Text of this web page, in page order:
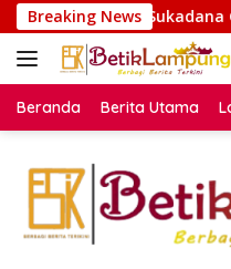
Langsung
ke
konten
Breaking News
RI, Rutan Sukadana
Beranda Berita Utama